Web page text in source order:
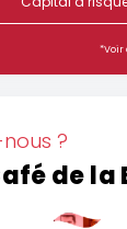
*Voir
?
de la